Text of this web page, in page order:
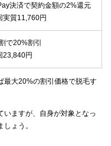
決済で契約金額の2%還元
質11,760円
で20%割引
23,840円
最大20%の割引価格で脱毛す
いますが、自身が対象となっ
ょう。